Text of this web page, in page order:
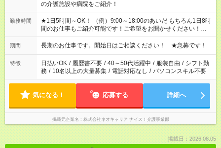
の介護施設や病院をご紹介！
勤務時間
★1日5時間～OK！ （例）9:00～18:00のあいだ もちろん1日8時
間のお仕事もご紹介可能です！ご希望をお聞かせください！★家
庭の都合でお休みが必要な場合も遠慮なくご相談ください。 ※
週最低15時間以上の勤務が必要です
期間 長期のお仕事です。開始日はご相談ください！ ★急募です！
特徴 日払いOK / 履歴書不要 / 40～50代活躍中 / 服装自由 / シフト勤
務 / 10名以上の大量募集 / 電話対応なし / パソコンスキル不要
気になる！ 応募する 詳細へ
掲載元企業名 株式会社ネオキャリア ナイス！介護事業部
掲載日：2026.08.05